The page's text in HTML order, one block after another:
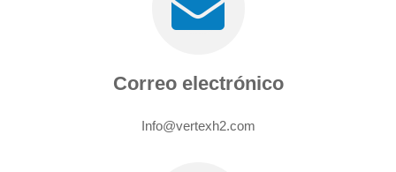
Correo electrónico
Info@vertexh2.com